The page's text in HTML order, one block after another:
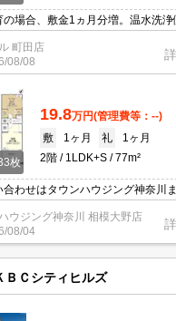
の場合、敷金1ヵ月分増。温水洗
設備有。楽器応相談。人気の戸建
敷金1ヶ月増）。中型犬1匹迄飼育
町田店
08/08
枚
19.8万円(管理費等：--)
敷
1ヶ月 礼
1ヶ月
2階
1LDK+S 77m²
わせはタウンハウジング神奈川
ウジング神奈川 相模大野店
08/04
ＢＣシティヒルズ